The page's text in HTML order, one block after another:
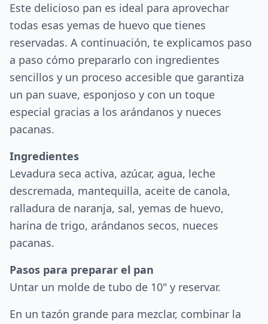
Este delicioso pan es ideal para aprovechar
todas esas yemas de huevo que tienes
reservadas. A continuación, te explicamos paso
a paso cómo prepararlo con ingredientes
sencillos y un proceso accesible que garantiza
un pan suave, esponjoso y con un toque
especial gracias a los arándanos y nueces
pacanas.
Ingredientes
Levadura seca activa, azúcar, agua, leche
descremada, mantequilla, aceite de canola,
ralladura de naranja, sal, yemas de huevo,
harina de trigo, arándanos secos, nueces
pacanas.
Pasos para preparar el pan
Untar un molde de tubo de 10" y reservar.
En un tazón grande para mezclar, combinar la